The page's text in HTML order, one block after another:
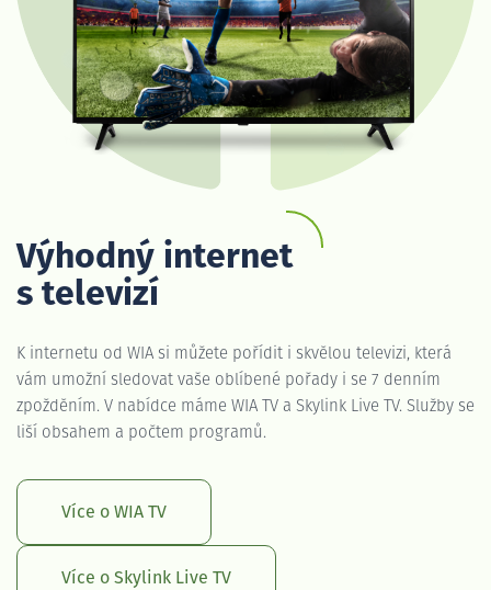
Výhodný internet
s televizí
K internetu od WIA si můžete pořídit i skvělou televizi, která
vám umožní sledovat vaše oblíbené pořady i se 7 denním
zpožděním. V nabídce máme WIA TV a Skylink Live TV. Služby se
liší obsahem a počtem programů.
Více o WIA TV
Více o Skylink Live TV